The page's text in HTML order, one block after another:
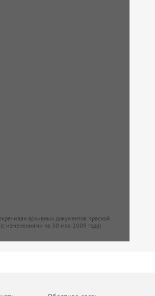
архивных документов Красной
изменениями на 30 мая 2009 года)